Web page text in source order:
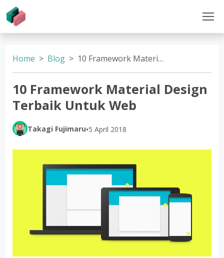
Home Blog 10 Framework Material Design Terbaik Untuk Web
10 Framework Material Design
Terbaik Untuk Web
Takagi Fujimaru•5 April 2018